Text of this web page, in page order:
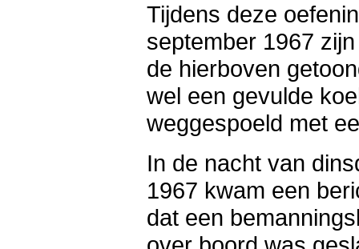
Tijdens deze
september 1967
de hierboven
wel een gevulde
weggespoeld met
In de nacht van
1967 kwam een
dat een